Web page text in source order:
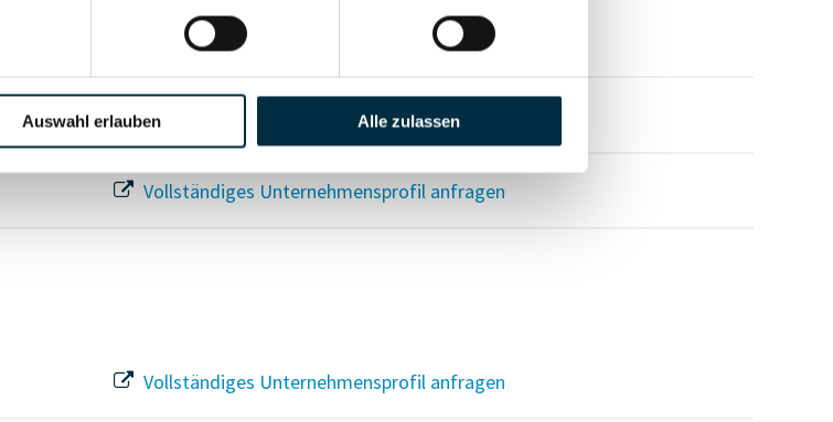
Auswahl erlauben Alle zulassen
Für registrierte Nutzer
Für registrierte Nutzer
Vollständiges Unternehmensprofil anfragen
Vollständiges Unternehmensprofil anfragen